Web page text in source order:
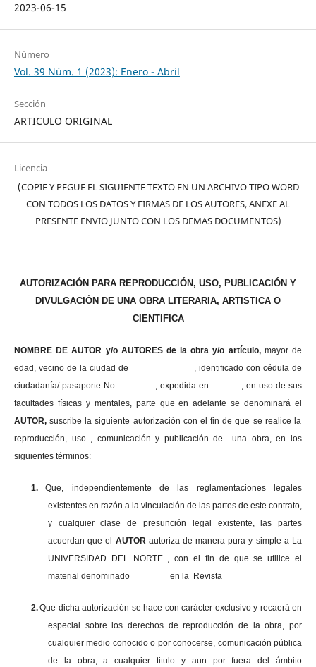
2023-06-15
Número
Vol. 39 Núm. 1 (2023): Enero - Abril
Sección
ARTICULO ORIGINAL
Licencia
(COPIE Y PEGUE EL SIGUIENTE TEXTO EN UN ARCHIVO TIPO WORD
CON TODOS LOS DATOS Y FIRMAS DE LOS AUTORES, ANEXE AL
PRESENTE ENVIO JUNTO CON LOS DEMAS DOCUMENTOS)
AUTORIZACIÓN PARA REPRODUCCIÓN, USO, PUBLICACIÓN Y
DIVULGACIÓN DE UNA OBRA LITERARIA, ARTISTICA O
CIENTIFICA
NOMBRE DE AUTOR y/o AUTORES de la obra y/o artículo, mayor de
edad, vecino de la ciudad de , identificado con cédula de
ciudadanía/ pasaporte No. , expedida en , en uso de sus
facultades físicas y mentales, parte que en adelante se denominará el
AUTOR,suscribe la siguiente autorización con el fin de que se realice la
reproducción, uso , comunicación y publicación de una obra, en los
siguientes términos:
1.
Que, independientemente de las reglamentaciones legales
existentes en razón a la vinculación de las partes de este contrato,
y cualquier clase de presunción legal existente, las partes
acuerdan que el AUTOR autoriza de manera pura y simple a La
UNIVERSIDAD DEL NORTE , con el fin de que se utilice el
material denominado en la Revista
2.Que dicha autorización se hace con carácter exclusivo y recaerá en
especial sobre los derechos de reproducción de la obra, por
cualquier medio conocido o por conocerse, comunicación pública
de la obra, a cualquier titulo y aun por fuera del ámbito